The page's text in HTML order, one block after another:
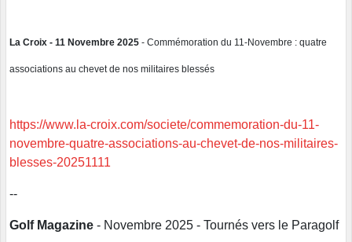
La Croix - 11 Novembre 2025 - Commémoration du 11-Novembre : quatre
associations au chevet de nos militaires blessés
https://www.la-croix.com/societe/commemoration-du-11-
novembre-quatre-associations-au-chevet-de-nos-militaires-
blesses-20251111
--
Golf Magazine - Novembre 2025 - Tournés vers le Paragolf